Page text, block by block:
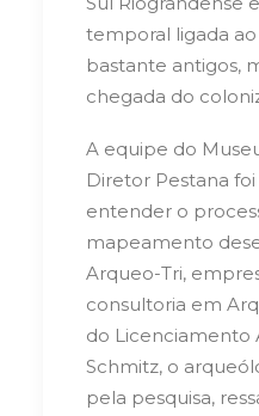
temporal ligada
bastante antigos,
chegada do
A equipe do
Diretor Pestana
entender o
mapeamento
Arqueo-Tri,
consultoria em
do Licenciamento
Schmitz, o
pela pesquisa,